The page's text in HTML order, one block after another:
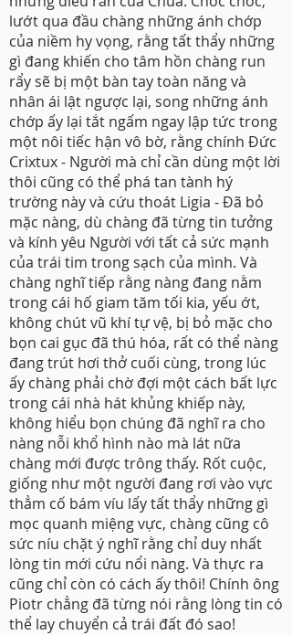
lướt qua đầu chàng những ánh chớp
của niềm hy vọng, rằng tất thẩy những
gì đang khiến cho tâm hồn chàng run
rẩy sẽ bị một bàn tay toàn năng và
nhân ái lật ngược lại, song những ánh
chớp ấy lại tắt ngấm ngay lập tức trong
một nôi tiếc hận vô bờ, rằng chính Đức
Crixtux - Người mà chỉ cần dùng một lời
thôi cũng có thể phá tan tành hý
trường này và cứu thoát Ligia - Đã bỏ
mặc nàng, dù chàng đã từng tin tưởng
và kính yêu Người với tất cả sức mạnh
của trái tim trong sạch của mình. Và
chàng nghĩ tiếp rằng nàng đang nằm
trong cái hố giam tăm tối kia, yếu ớt,
không chút vũ khí tự vệ, bị bỏ mặc cho
bọn cai gục đã thú hóa, rất có thể nàng
đang trút hơi thở cuối cùng, trong lúc
ấy chàng phải chờ đợi một cách bất lực
trong cái nhà hát khủng khiếp này,
không hiểu bọn chúng đã nghĩ ra cho
nàng nỗi khổ hình nào mà lát nữa
chàng mới được trông thấy. Rốt cuộc,
giống như một người đang rơi vào vực
thẳm cố bám víu lấy tất thẩy những gì
mọc quanh miệng vực, chàng cũng cô
sức níu chặt ý nghĩ rằng chỉ duy nhất
lòng tin mới cứu nổi nàng. Và thực ra
cũng chỉ còn có cách ấy thôi! Chính ông
Piotr chẳng đã từng nói rằng lòng tin có
thể lay chuyển cả trái đất đó sao!